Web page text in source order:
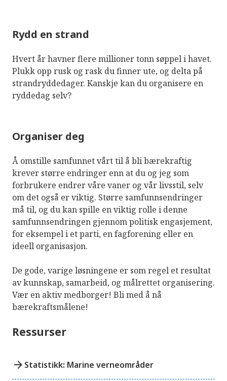
Rydd en strand
Hvert år havner flere millioner tonn søppel i havet.
Plukk opp rusk og rask du finner ute, og delta på
strandryddedager. Kanskje kan du organisere en
ryddedag selv?
Organiser deg
Å omstille samfunnet vårt til å bli bærekraftig
krever større endringer enn at du og jeg som
forbrukere endrer våre vaner og vår livsstil, selv
om det også er viktig. Større samfunnsendringer
må til, og du kan spille en viktig rolle i denne
samfunnsendringen gjennom politisk engasjement,
for eksempel i et parti, en fagforening eller en
ideell organisasjon.
De gode, varige løsningene er som regel et resultat
av kunnskap, samarbeid, og målrettet organisering.
Vær en aktiv medborger! Bli med å nå
bærekraftsmålene!
Ressurser
arrow_forward Statistikk: Marine verneområder